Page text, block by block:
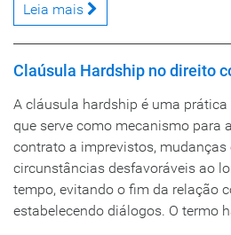
Leia mais
Claúsula Hardship no direito
A cláusula hardship é uma
que serve como mecanismo para
contrato a imprevistos, mudanças
circunstâncias desfavoráveis ao
tempo, evitando o fim da relação
estabelecendo diálogos. O termo